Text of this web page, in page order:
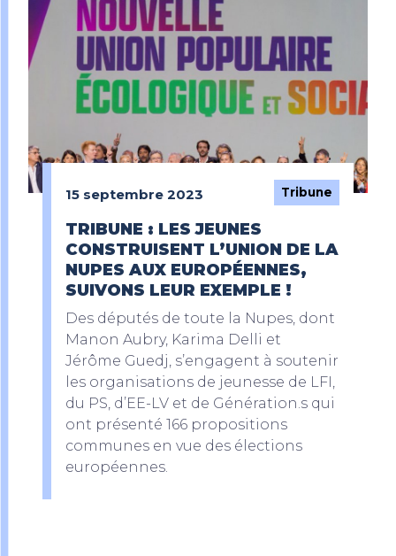
15 septembre 2023 Tribune
TRIBUNE : LES JEUNES
CONSTRUISENT L’UNION DE LA
NUPES AUX EUROPÉENNES,
SUIVONS LEUR EXEMPLE !
Des députés de toute la Nupes, dont
Manon Aubry, Karima Delli et
Jérôme Guedj, s’engagent à soutenir
les organisations de jeunesse de LFI,
du PS, d’EE-LV et de Génération.s qui
ont présenté 166 propositions
communes en vue des élections
européennes.